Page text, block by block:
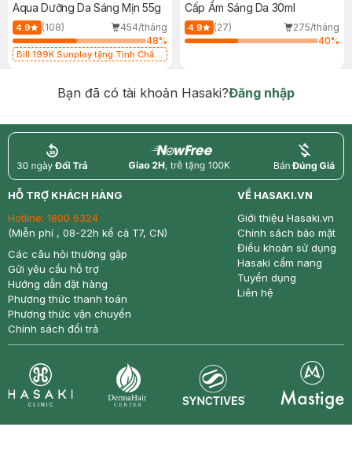
Aqua Dưỡng Da Sáng Mịn 55g
4.9 (108)
454/tháng
48%
Bill 199K Sunplay tặng Tinh Chất
Cấp Ẩm Sáng Da 30ml
4.9 (27)
275/tháng
40%
Bạn đã có tài khoản Hasaki?Đăng nhập
return nowfree price
HỖ TRỢ KHÁCH HÀNG
Hotline: 1800 6324
(Miễn phí , 08-22h kể cả T7, CN)
Các câu hỏi thường gặp
Gửi yêu cầu hỗ trợ
Hướng dẫn đặt hàng
Phương thức thanh toán
Phương thức vận chuyển
Chính sách đổi trả
VỀ HASAKI.VN
Giới thiệu Hasaki.vn
Chính sách bảo mật
Điều khoản sử dụng
Hasaki cẩm nang
Tuyển dụng
Liên hệ